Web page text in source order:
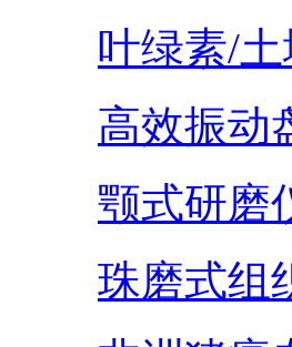
叶绿素/
高效振动
颚式研磨
珠磨式组